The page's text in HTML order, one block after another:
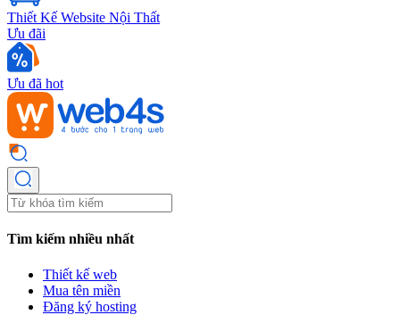
Thiết Kế Website Nội Thất
Ưu đãi
Ưu đã hot
Tìm kiếm nhiều nhất
Thiết kế web
Mua tên miền
Đăng ký hosting